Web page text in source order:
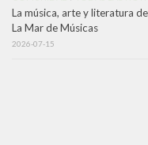
La música, arte y literatura
La Mar de Músicas
2026-07-15